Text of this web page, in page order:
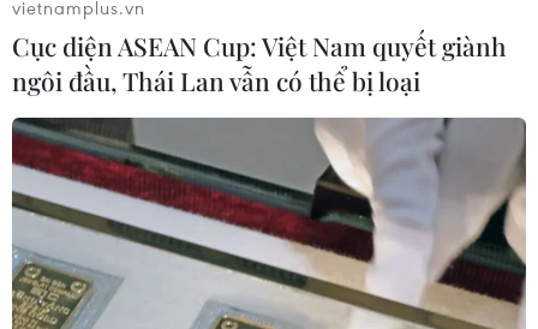
vietnamplus.vn
Cục diện ASEAN Cup: Việt Nam quyết giành
ngôi đầu, Thái Lan vẫn có thể bị loại